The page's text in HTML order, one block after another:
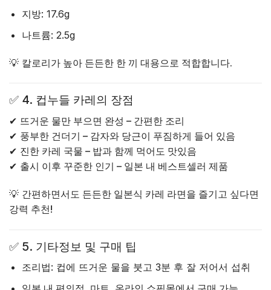
지방: 17.6g
나트륨: 2.5g
💡 칼로리가 높아 든든한 한 끼 대용으로 적합합니다.
✅ 4. 컵누들 카레의 장점
✔ 뜨거운 물만 부으면 완성 – 간편한 조리
✔ 풍부한 건더기 – 감자와 당근이 푸짐하게 들어 있음
✔ 진한 카레 국물 – 밥과 함께 먹어도 맛있음
✔ 출시 이후 꾸준한 인기 – 일본 내 베스트셀러 제품
💡 간편하면서도 든든한 일본식 카레 라면을 즐기고 싶다면
강력 추천!
✅ 5. 기타정보 및 구매 팁
조리법: 컵에 뜨거운 물을 붓고 3분 후 잘 저어서 섭취